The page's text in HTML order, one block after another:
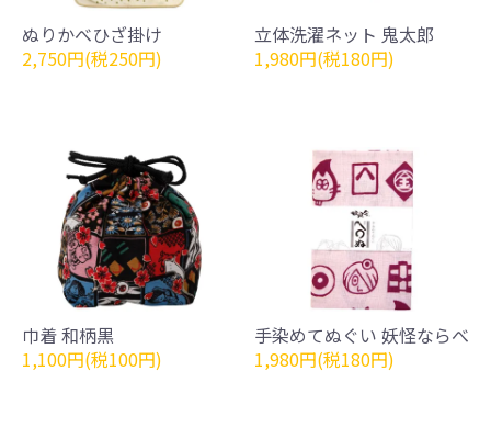
ぬりかべひざ掛け
2,750円(税250円)
立体洗濯ネット 鬼太郎
1,980円(税180円)
巾着 和柄黒
1,100円(税100円)
手染めてぬぐい 妖怪ならべ
1,980円(税180円)